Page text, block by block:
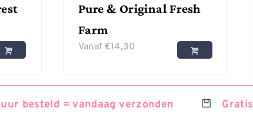
Pure & Original Fresh
Farm
Vanaf €14,30
besteld =vandaag verzonden Gratis